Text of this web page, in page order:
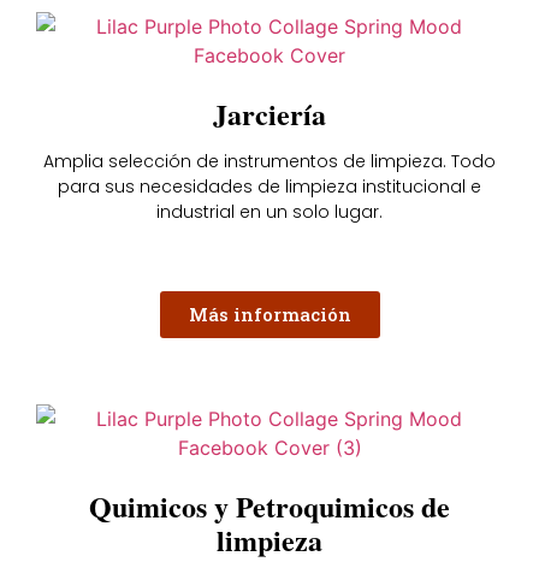
Jarciería
Amplia selección de instrumentos de limpieza. Todo
para sus necesidades de limpieza institucional e
industrial en un solo lugar.
Más información
Quimicos y Petroquimicos de
limpieza